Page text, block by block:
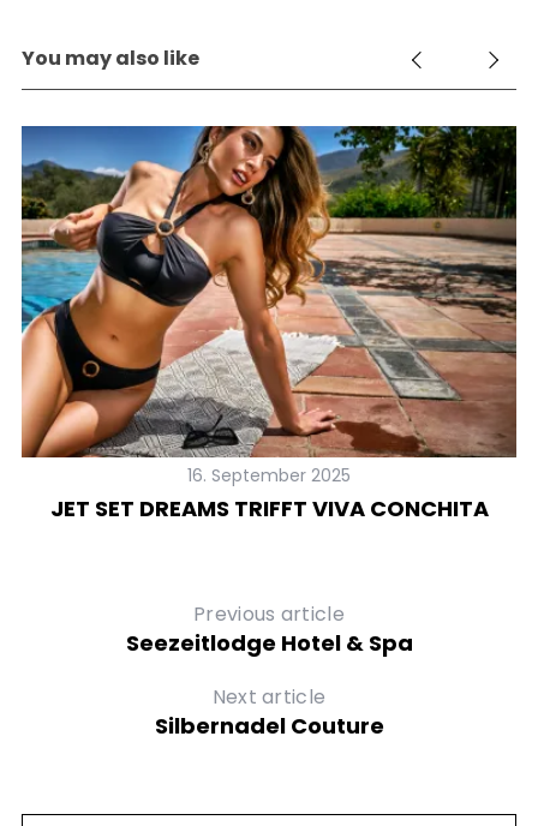
You may also like
16. September 2025
JET SET DREAMS TRIFFT VIVA CONCHITA
Previous article
Seezeitlodge Hotel & Spa
Next article
Silbernadel Couture
: